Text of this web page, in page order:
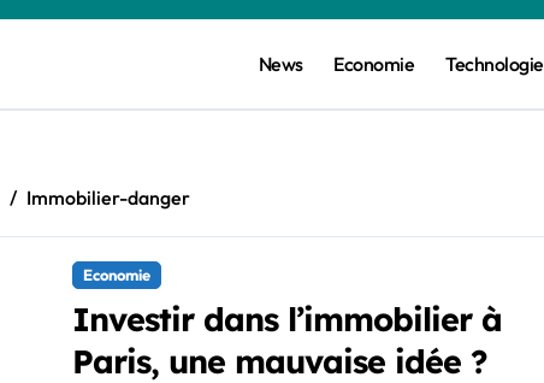
News Economie Technologie
Immobilier-danger
Economie
Investir dans l’immobilier à
Paris, une mauvaise idée ?